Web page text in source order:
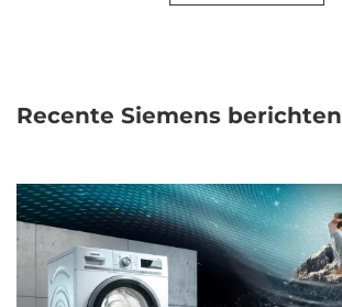
Recente Siemens berichten